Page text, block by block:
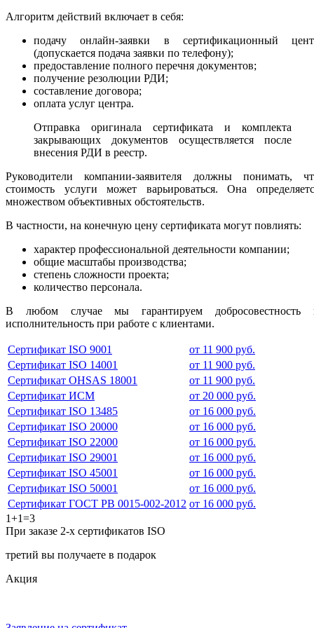
Алгоритм действий включает в себя:
подачу онлайн-заявки в сертификационный
(допускается подача заявки по телефону);
предоставление полного перечня документов;
получение резолюции РДИ;
составление договора;
оплата услуг центра.
Отправка оригинала сертификата и комплекта
закрывающих документов осуществляется после
внесения РДИ в реестр.
Руководители компании-заявителя должны понимать,
стоимость услуги может варьироваться. Она
множеством объективных обстоятельств.
В частности, на конечную цену сертификата могут повлиять:
характер профессиональной деятельности компании;
общие масштабы производства;
степень сложности проекта;
количество персонала.
В любом случае мы гарантируем добросовестность
исполнительность при работе с клиентами.
Сертификат ISO 9001
от 11 900 руб.
Сертификат ISO 14001
от 11 900 руб.
Сертификат OHSAS 18001
от 11 900 руб.
Сертификат ИСМ
от 20 000 руб.
Сертификат ISO 13485
от 16 000 руб.
Сертификат ISO 20000
от 16 000 руб.
Сертификат ISO 22000
от 16 000 руб.
Сертификат ISO 29001
от 16 000 руб.
Сертификат ISO 45001
от 16 000 руб.
Сертификат ISO 50001
от 16 000 руб.
Сертификат ГОСТ РВ 0015-002-2012 от 16 000 руб.
1+1=3
При заказе 2-х сертификатов ISO
третий вы получаете в подарок
Акция